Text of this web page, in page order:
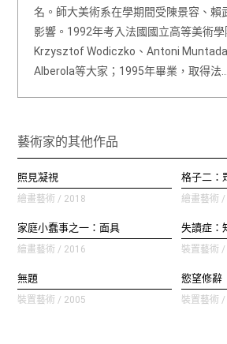
名。師大美術系在學期間受陳景容、賴
影響。1992年考入法國國立高等美術
Krzysztof Wodiczko、Antoni
Alberola等大家；1995年畢業，取得法…
藝術家的其他作品
照見凝視
繪畫藝術 / 2018
格子二：
繪畫藝術
家庭小蠢事之一：面具
繪畫藝術 / 2016
失讀症：
裝置藝術
無題
裝置藝術 / 2005
慾望修辭
裝置藝術